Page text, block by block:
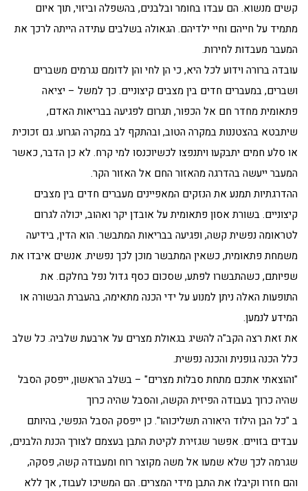
קשים מנשוא. הם עבדו בחומר ובלבנים, בהשפלה וביזוי, תוך איום
מתמיד על חייהם וחיי ילדיהם. הגאולה בשלבים עתידה הייתה לרכך את
המעבר מעבדות לחירות.
עובדה ברורה וידוע לכל היא, כי הן לחי והן לדומם נגרמים משברים
ושברים, במעברים חדים בין מצבים קיצוניים. כך למשל – יציאה
פתאומית מחדר חם אל הכפור, תגרום לפגיעה בבריאות האדם,
שיתבטא בהצטננות במקרה הטוב, ובהתקף לב במקרה הגרוע. גם זכוכית
או סלע חמים יתבקעו ויתנפצו לכשיוכנסו למי קרח. לא כן הדבר, כאשר
המעבר ייעשה בהדרגה מהאזור החם אל האזור הקר.
ההדרגתיות תמנע את הנזקים המאפיינים מעברים חדים בין מצבים
קיצוניים. בשורת אסון פתאומית על אובדן יקר ואהוב, יכולה לגרום
לטראומה נפשית קשה, ופגיעה בבריאות המתבשר. הוא הדין, בידיעה
משמחת פתאומית, כשאין המתבשר מוכן לכך נפשית. אנשים איבדו את
שפיותם, כשהתבשרו לפתע, שסכום כסף גדול נפל בחלקם. את
התופעות האלה ניתן למנוע על ידי הכנה מתאימה, בהעברת הבשורה או
המידע לנמען.
את זאת רצה הקב"ה להשיג בגאולת מצרים על ארבעת שלביה. כל שלב
כלל הכנה גופנית והכנה נפשית.
"והוצאתי אתכם מתחת סבלות מצרים" – בשלב הראשון, ייפסק הסבל
שהיה כרוך בעבודה הפיזית הקשה, והסבל שהיה כרוך
ב "כל הבן הילוד היאורה תשליכוהו". כן ייפסק הסבל הנפשי, בהיותם
עבדים בזויים. אפשר שגזירת לקיטת התבן בעצמם לצורך הכנת הלבנים,
שגרמה לכך שלא שמעו אל משה מקוצר רוח ומעבודה קשה, פסקה,
והם חזרו וקיבלו את התבן מידי המצרים. הם המשיכו לעבוד, אך ללא